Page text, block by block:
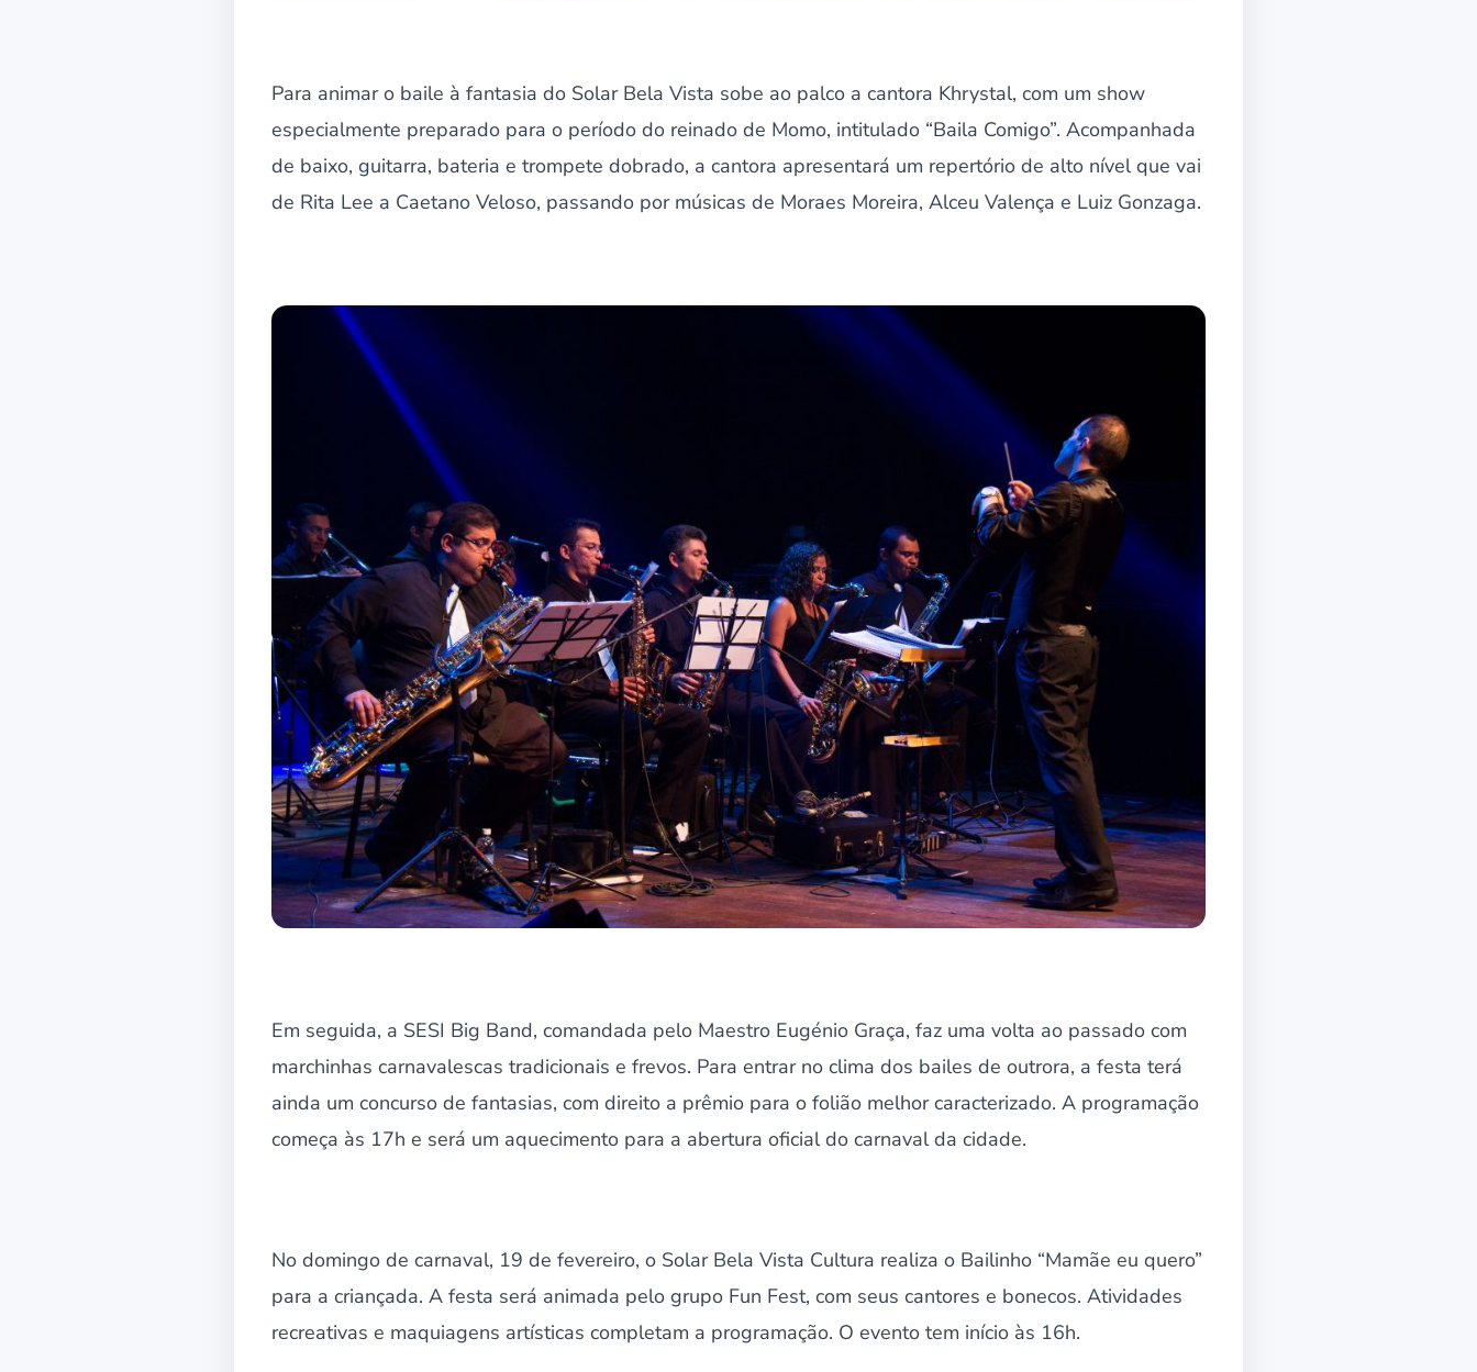
Para animar o baile à fantasia do Solar Bela Vista sobe ao palco a cantora Khrystal, com um show
especialmente preparado para o período do reinado de Momo, intitulado “Baila Comigo”. Acompanhada
de baixo, guitarra, bateria e trompete dobrado, a cantora apresentará um repertório de alto nível que vai
de Rita Lee a Caetano Veloso, passando por músicas de Moraes Moreira, Alceu Valença e Luiz Gonzaga.
Em seguida, a SESI Big Band, comandada pelo Maestro Eugénio Graça, faz uma volta ao passado com
marchinhas carnavalescas tradicionais e frevos. Para entrar no clima dos bailes de outrora, a festa terá
ainda um concurso de fantasias, com direito a prêmio para o folião melhor caracterizado. A programação
começa às 17h e será um aquecimento para a abertura oficial do carnaval da cidade.
No domingo de carnaval, 19 de fevereiro, o Solar Bela Vista Cultura realiza o Bailinho “Mamãe eu quero”
para a criançada. A festa será animada pelo grupo Fun Fest, com seus cantores e bonecos. Atividades
recreativas e maquiagens artísticas completam a programação. O evento tem início às 16h.